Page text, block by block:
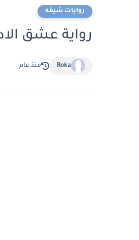
روايات شيقه
رواية عشق الادم
Roka منذ عام